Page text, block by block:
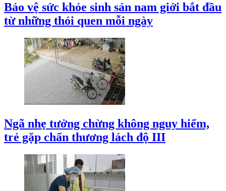
Bảo vệ sức khỏe sinh sản nam giới bắt đầu
từ những thói quen mỗi ngày
Ngã nhẹ tưởng chừng không nguy hiểm,
trẻ gặp chấn thương lách độ III